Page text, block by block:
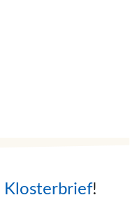
Klosterbrief!